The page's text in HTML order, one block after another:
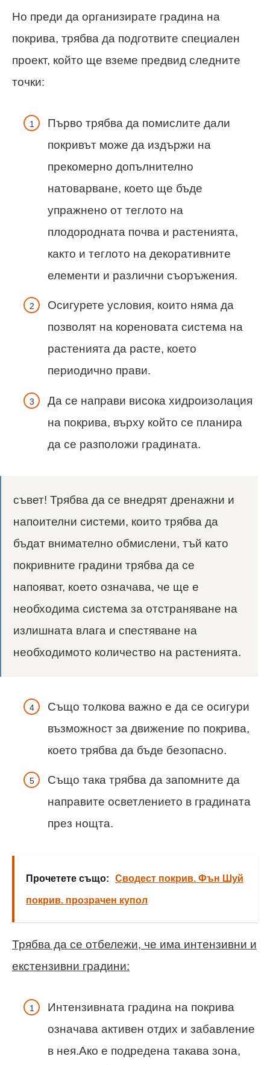
Но преди да организирате градина на
покрива, трябва да подготвите специален
проект, който ще вземе предвид следните
точки:
Първо трябва да помислите дали
покривът може да издържи на
прекомерно допълнително
натоварване, което ще бъде
упражнено от теглото на
плодородната почва и растенията,
както и теглото на декоративните
елементи и различни съоръжения.
Осигурете условия, които няма да
позволят на кореновата система на
растенията да расте, което
периодично прави.
Да се ​​направи висока хидроизолация
на покрива, върху който се планира
да се разположи градината.
съвет! Трябва да се внедрят дренажни и
напоителни системи, които трябва да
бъдат внимателно обмислени, тъй като
покривните градини трябва да се
напояват, което означава, че ще е
необходима система за отстраняване на
излишната влага и спестяване на
необходимото количество на растенията.
Също толкова важно е да се осигури
възможност за движение по покрива,
което трябва да бъде безопасно.
Също така трябва да запомните да
направите осветлението в градината
през нощта.
Прочетете също: Сводест покрив. Фън Шуй
покрив. прозрачен купол
Трябва да се отбележи, че има интензивни и
екстензивни градини:
Интензивната градина на покрива
означава активен отдих и забавление
в нея.Ако е подредена такава зона,